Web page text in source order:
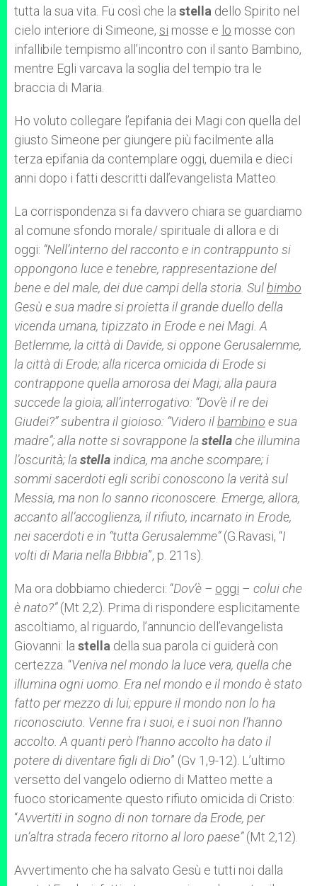
tutta la sua vita. Fu così che la stella dello Spirito nel
cielo interiore di Simeone, si mosse e lo mosse con
infallibile tempismo all’incontro con il santo Bambino,
mentre Egli varcava la soglia del tempio tra le
braccia di Maria.
Ho voluto collegare l’epifania dei Magi con quella del
giusto Simeone per giungere più facilmente alla
terza epifania da contemplare oggi, duemila e dieci
anni dopo i fatti descritti dall’evangelista Matteo.
La corrispondenza si fa davvero chiara se guardiamo
al comune sfondo morale/ spirituale di allora e di
oggi: “Nell’interno del racconto e in contrappunto si
oppongono luce e tenebre, rappresentazione del
bene e del male, dei due campi della storia. Sulbimbo
Gesù e sua madre si proietta il grande duello della
vicenda umana, tipizzato in Erode e nei Magi. A
Betlemme, la città di Davide, si oppone Gerusalemme,
la città di Erode; alla ricerca omicida di Erode si
contrappone quella amorosa dei Magi; alla paura
succede la gioia; all’interrogativo: “Dov’è il re dei
Giudei?” subentra il gioioso: “Videro ilbambino e sua
madre”; alla notte si sovrappone lastellache illumina
l’oscurità; lastellaindica, ma anche scompare; i
sommi sacerdoti egli scribi conoscono la verità sul
Messia, ma non lo sanno riconoscere. Emerge, allora,
accanto all’accoglienza, il rifiuto, incarnato in Erode,
nei sacerdoti e in “tutta Gerusalemme”(G.Ravasi, “I
volti di Maria nella Bibbia”, p. 211s).
Ma ora dobbiamo chiederci: “Dov’è – oggi – colui che
è nato?”(Mt 2,2). Prima di rispondere esplicitamente
ascoltiamo, al riguardo, l’annuncio dell’evangelista
Giovanni: la stella della sua parola ci guiderà con
certezza. “Veniva nel mondo la luce vera, quella che
illumina ogni uomo. Era nel mondo e il mondo è stato
fatto per mezzo di lui; eppure il mondo non lo ha
riconosciuto. Venne fra i suoi, e i suoi non l’hanno
accolto. A quanti però l’hanno accolto ha dato il
potere di diventare figli di Dio” (Gv 1,9-12). L’ultimo
versetto del vangelo odierno di Matteo mette a
fuoco storicamente questo rifiuto omicida di Cristo:
“Avvertiti in sogno di non tornare da Erode, per
un’altra strada fecero ritorno al loro paese”(Mt 2,12).
Avvertimento che ha salvato Gesù e tutti noi dalla